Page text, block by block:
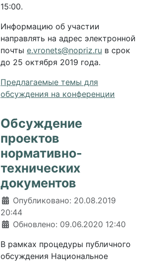
15:00.
Информацию об участии
направлять на адрес электронной
почты e.vronets@nopriz.ru в срок
до 25 октября 2019 года.
Предлагаемые темы для
обсуждения на конференции
Обсуждение
проектов
нормативно-
технических
документов
Информация о материале
Опубликовано: 20.08.2019
20:44
Обновлено: 09.06.2020 12:40
В рамках процедуры публичного
обсуждения Национальное